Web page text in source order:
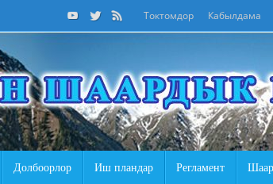
Токтомдор Кабылдама
Долбоорлор Иш пландар Регламент